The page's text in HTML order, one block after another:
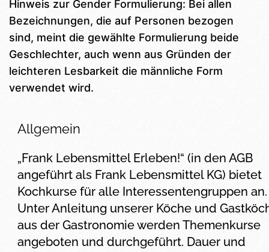
Hinweis zur Gender Formulierung: Bei allen
Bezeichnungen, die auf Personen bezogen
sind, meint die gewählte Formulierung beide
Geschlechter, auch wenn aus Gründen der
leichteren Lesbarkeit die männliche Form
verwendet wird.
Allgemein
„Frank Lebensmittel Erleben!“ (in den AGB
angeführt als Frank Lebensmittel KG) bietet
Kochkurse für alle Interessentengruppen an.
Unter Anleitung unserer Köche und
aus der Gastronomie werden Themenkurse
angeboten und durchgeführt. Dauer und